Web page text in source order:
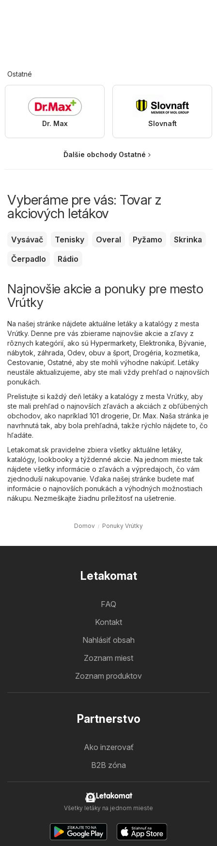
Ostatné
Dr. Max Slovnaft
Ďalšie obchody Ostatné
Vyberáme pre vás: Tovar z
akciových letákov
Vysávač Tenisky Overal Pyžamo
Skrinka
Čerpadlo
Rádio
Najnovšie akcie a ponuky pre mesto
Vrútky
Na našej stránke nájdete aktuálne letáky a katalógy z mesta
Vrútky. Denne pre vás zbierame najnovšie akcie a zľavy z
rôznych kategórií, ako sú Hypermarkety, Elektronika Bývanie,
nábytok, záhrada Odev, obuv a šport Drogéria, kozmetika
Cestovanie Ostatné , aby ste mohli výhodne nakúpiť. Letáky
neustále aktualizujeme, aby ste mali vždy prehľad o najnovších
ponukách.
Prelistujte si každý deň letáky a katalógy z mesta Vrútky, aby
ste mali prehľad o najnovších zľavách a akciách z obľúbených
obchodov, ako napríklad 101 drogerie Dr. Max. Naša stránka je
navrhnutá tak, aby bola prehľadná, takže rýchlo nájdete to, čo
hľadáte.
Letakomat.sk pravidelne zbiera všetky aktuálne letáky,
katalógy, lookbooky a týždenné akcie. Na jednom mieste tak
nájdete všetky informácie o zľavách a výpredajoch, čo vám
zjednoduší nakupovanie. Vďaka našej stránke budete mať
informácie o najnovších ponukách a výhodných možnostiach
nákupu. Nezmeškajte žiadnu príležitosť na ušetrenie.
Domov Ponuky Vrútky
Letakomat
FAQ
Kontakt
Nahlásiť obsah
Zoznam miest
Zoznam produktov
Partnerstvo
Ako inzerovať
B2B zóna
Letakomat
Všetky letáky na jednom mieste